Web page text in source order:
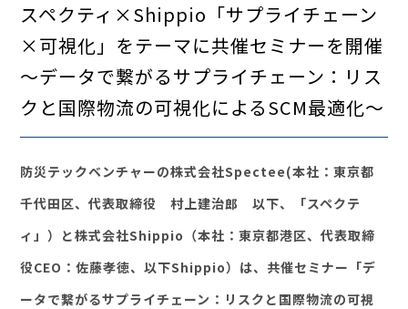
Spectee Pro
Spectee SCR
スマートリスク管理
レポート
セミナー・イベント
企業情報
スペクティ×Shippio「サプライチェーン
×可視化」をテーマに共催セミナーを開催
～データで繋がるサプライチェーン：リス
クと国際物流の可視化によるSCM最適化～
防災テックベンチャーの株式会社Spectee(本社：東京都
千代⽥区、代表取締役 村上建治郎 以下、「スペクテ
ィ」）と株式会社Shippio（本社：東京都港区、代表取締
役CEO：佐藤孝徳、以下Shippio）は、共催セミナー「デ
ータで繋がるサプライチェーン：リスクと国際物流の可視